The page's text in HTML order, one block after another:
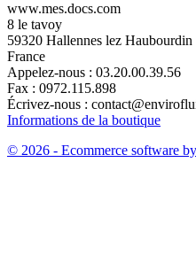
www.mes.docs.com
8 le tavoy
59320 Hallennes lez Haubourdin
France
Appelez-nous : 03.20.00.39.56
Fax : 0972.115.898
Écrivez-nous :
Informations de la boutique
© 2026 - Ecommerce software